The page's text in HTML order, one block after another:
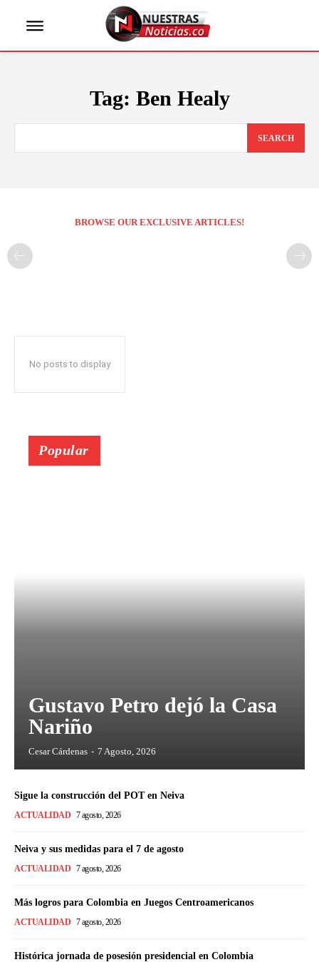
Tag: Ben Healy
SEARCH
BROWSE OUR EXCLUSIVE ARTICLES!
No posts to display
Popular
Gustavo Petro dejó la Casa
Nariño
Cesar Cárdenas - 7 Agosto, 2026
Sigue la construcción del POT en Neiva
ACTUALIDAD 7 agosto, 2026
Neiva y sus medidas para el 7 de agosto
ACTUALIDAD 7 agosto, 2026
Más logros para Colombia en Juegos Centroamericanos
ACTUALIDAD 7 agosto, 2026
Histórica jornada de posesión presidencial en Colombia